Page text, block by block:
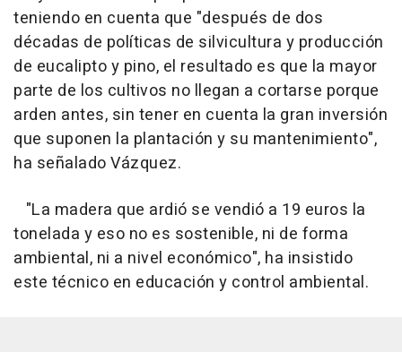
teniendo en cuenta que "después de dos
décadas de políticas de silvicultura y producción
de eucalipto y pino, el resultado es que la mayor
parte de los cultivos no llegan a cortarse porque
arden antes, sin tener en cuenta la gran inversión
que suponen la plantación y su mantenimiento",
ha señalado Vázquez.
"La madera que ardió se vendió a 19 euros la
tonelada y eso no es sostenible, ni de forma
ambiental, ni a nivel económico", ha insistido
este técnico en educación y control ambiental.